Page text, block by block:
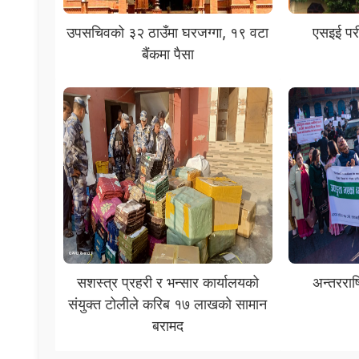
उपसचिवको ३२ ठाउँमा घरजग्गा, १९ वटा
बैंकमा पैसा
एसइई
सशस्त्र प्रहरी र भन्सार कार्यालयको
संयुक्त टोलीले करिब १७ लाखको सामान
बरामद